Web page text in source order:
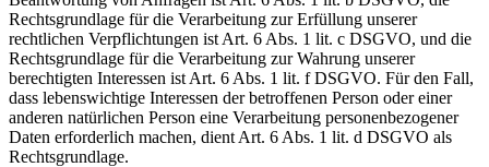
Rechtsgrundlage für die Verarbeitung zur Erfüllung unserer
rechtlichen Verpflichtungen ist Art. 6 Abs. 1 lit. c DSGVO, und die
Rechtsgrundlage für die Verarbeitung zur Wahrung unserer
berechtigten Interessen ist Art. 6 Abs. 1 lit. f DSGVO. Für den Fall,
dass lebenswichtige Interessen der betroffenen Person oder einer
anderen natürlichen Person eine Verarbeitung personenbezogener
Daten erforderlich machen, dient Art. 6 Abs. 1 lit. d DSGVO als
Rechtsgrundlage.